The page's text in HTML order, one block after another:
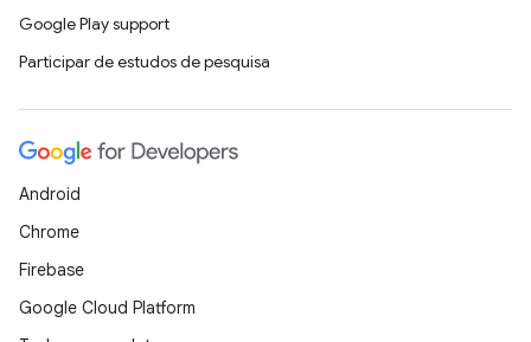
Google Play support
Participar de estudos de pesquisa
Android
Chrome
Firebase
Google Cloud Platform